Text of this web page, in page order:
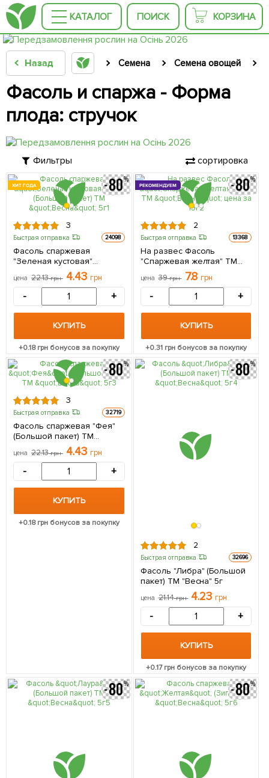
КАТАЛОГ ПОИСК КОРЗИНА
Назад Семена Семена овощей
Фасоль и спаржа - Форма
плода: стручок
Фильтры сортировка
ХИТ ГОДА
3
Быстрая отправка 24098
Фасоль спаржевая
"Зеленая кустовая"
(Большой пакет) ТМ
"Весна" 5г
цена 22.13грн 4.43 грн
- +
КУПИТЬ
+0.18грн бонусов за покупку
РЕКОМЕНДУЕМ
2
Быстрая отправка 13368
На развес Фасоль
"Спаржевая желтая" ТМ
"Весна" цена за 15г
цена 39грн 7.8 грн
- +
КУПИТЬ
+0.31 грн бонусов за покупку
3
Быстрая отправка 32719
Фасоль спаржевая "Фея"
(Большой пакет) ТМ
цена 22.13грн 4.43 грн
- +
КУПИТЬ
+0.18грн бонусов за покупку
2
Быстрая отправка 32696
Фасоль "Либра" (Большой
пакет) ТМ "Весна" 5г
цена 21.14грн 4.23 грн
- +
КУПИТЬ
+0.17грн бонусов за покупку